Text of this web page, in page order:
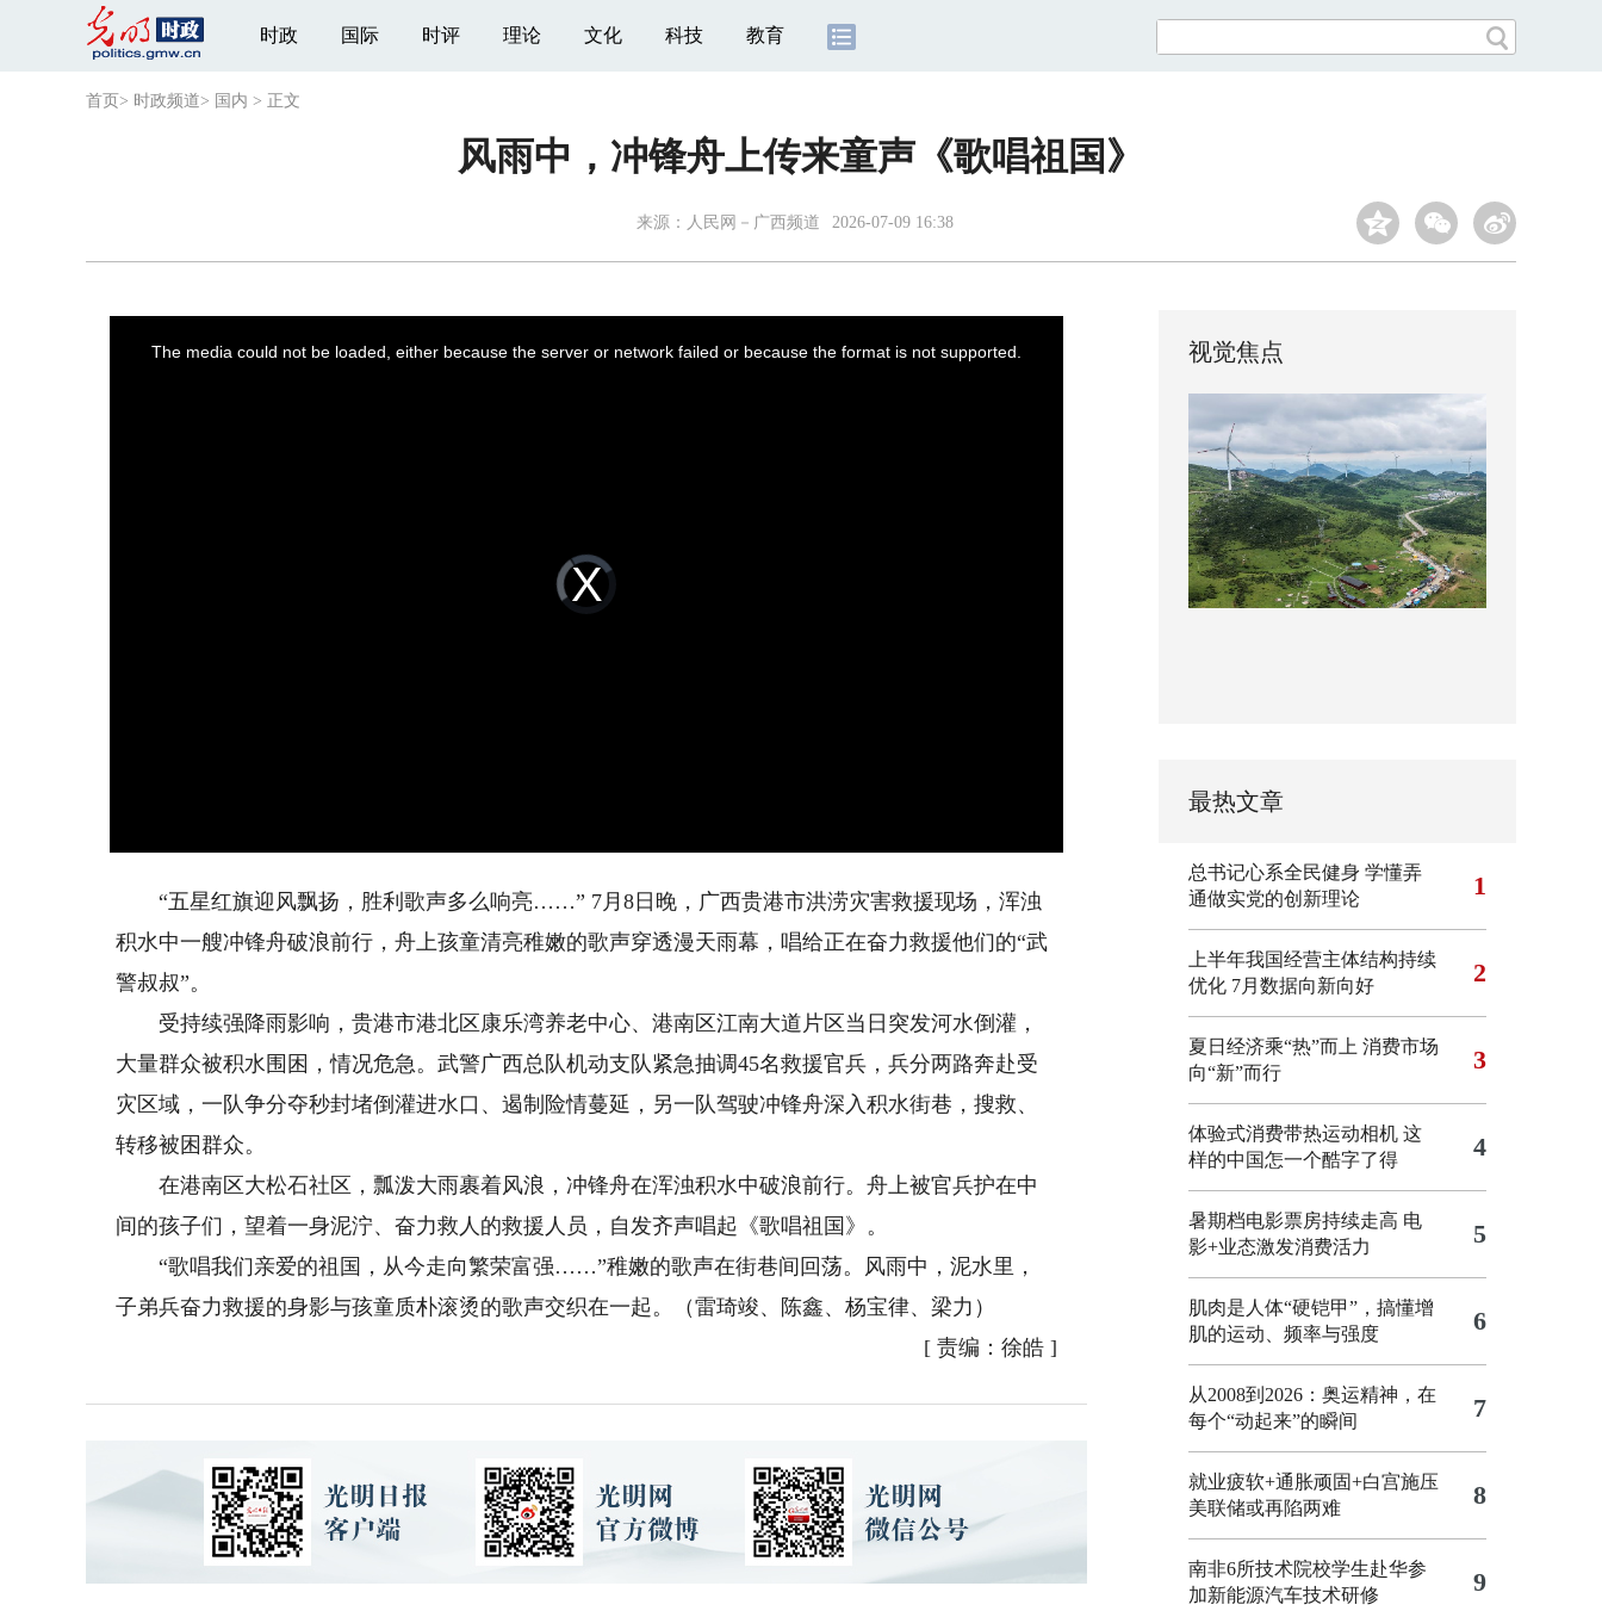
时政 国际 时评 理论 文化 科技 教育
首页 > 时政频道> 国内 > 正文
风雨中，冲锋舟上传来童声《歌唱祖国》
来源： 人民网－广西频道 2026-07-09 16:38
Video
Player
is
loading.
The media could not be loaded, either because the server or network failed or because the format is not supported.
“五星红旗迎风飘扬，胜利歌声多么响亮……” 7月8日晚，广西贵港市洪涝灾害救援现场，浑浊
积水中一艘冲锋舟破浪前行，舟上孩童清亮稚嫩的歌声穿透漫天雨幕，唱给正在奋力救援他们的“武
警叔叔”。
受持续强降雨影响，贵港市港北区康乐湾养老中心、港南区江南大道片区当日突发河水倒灌，
大量群众被积水围困，情况危急。武警广西总队机动支队紧急抽调45名救援官兵，兵分两路奔赴受
灾区域，一队争分夺秒封堵倒灌进水口、遏制险情蔓延，另一队驾驶冲锋舟深入积水街巷，搜救、
转移被困群众。
在港南区大松石社区，瓢泼大雨裹着风浪，冲锋舟在浑浊积水中破浪前行。舟上被官兵护在中
间的孩子们，望着一身泥泞、奋力救人的救援人员，自发齐声唱起《歌唱祖国》。
“歌唱我们亲爱的祖国，从今走向繁荣富强……”稚嫩的歌声在街巷间回荡。风雨中，泥水里，
子弟兵奋力救援的身影与孩童质朴滚烫的歌声交织在一起。（雷琦竣、陈鑫、杨宝律、梁力）
[ 责编：徐皓 ]
视觉焦点
最热文章
总书记心系全民健身 学懂弄
通做实党的创新理论
1
上半年我国经营主体结构持续
优化 7月数据向新向好 2
夏日经济乘“热”而上 消费市场
向“新”而行
3
体验式消费带热运动相机 这
样的中国怎一个酷字了得
4
暑期档电影票房持续走高 电
影+业态激发消费活力
5
肌肉是人体“硬铠甲”，搞懂增
肌的运动、频率与强度
6
从2008到2026：奥运精神，在
每个“动起来”的瞬间
7
就业疲软+通胀顽固+白宫施压
美联储或再陷两难
8
南非6所技术院校学生赴华参
加新能源汽车技术研修
9